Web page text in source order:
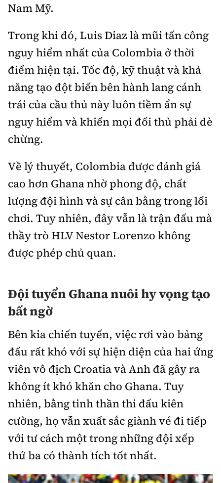
Nam Mỹ.
Trong khi đó, Luis Diaz là mũi tấn công
nguy hiểm nhất của Colombia ở thời
điểm hiện tại. Tốc độ, kỹ thuật và khả
năng tạo đột biến bên hành lang cánh
trái của cầu thủ này luôn tiềm ẩn sự
nguy hiểm và khiến mọi đối thủ phải dè
chừng.
Về lý thuyết, Colombia được đánh giá
cao hơn Ghana nhờ phong độ, chất
lượng đội hình và sự cân bằng trong lối
chơi. Tuy nhiên, đây vẫn là trận đấu mà
thầy trò HLV Nestor Lorenzo không
được phép chủ quan.
Đội tuyển Ghana nuôi hy vọng tạo
bất ngờ
Bên kia chiến tuyến, việc rơi vào bảng
đấu rất khó với sự hiện diện của hai ứng
viên vô địch Croatia và Anh đã gây ra
không ít khó khăn cho Ghana. Tuy
nhiên, bằng tinh thần thi đấu kiên
cường, họ vẫn xuất sắc giành vé đi tiếp
với tư cách một trong những đội xếp
thứ ba có thành tích tốt nhất.